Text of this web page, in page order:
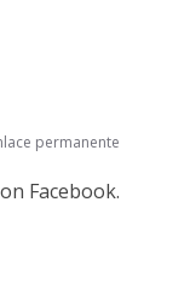
permanente
Facebook.